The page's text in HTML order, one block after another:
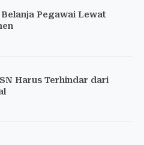
Pegawai Lewat
Harus Terhindar dari